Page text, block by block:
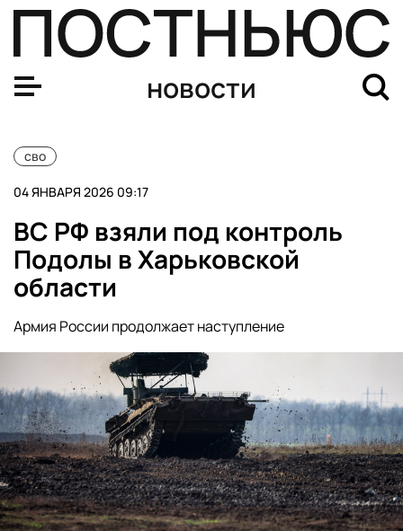
новости
сво
04 ЯНВАРЯ 2026 09:17
ВС РФ взяли под контроль
Подолы в Харьковской
области
Армия России продолжает наступление
За ночь над регионами России сбили 90 БПЛА